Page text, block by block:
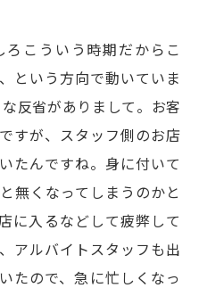
こういう時期だからこ
という方向で動いていま
反省がありまして。お客
すが、スタッフ側のお店
たんですね。身に付いて
無くなってしまうのかと
に入るなどして疲弊して
アルバイトスタッフも出
たので、急に忙しくなっ